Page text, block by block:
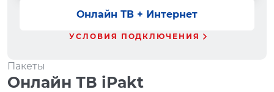
Онлайн ТВ + Интернет
УСЛОВИЯ ПОДКЛЮЧЕНИЯ
Пакеты
Онлайн ТВ iPakt